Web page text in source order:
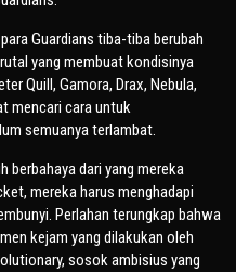
Guardians tiba-tiba berubah
yang membuat kondisinya
Quill, Gamora, Drax, Nebula,
mencari cara untuk
semuanya terlambat.
berbahaya dari yang mereka
mereka harus menghadapi
Perlahan terungkap bahwa
kejam yang dilakukan oleh
sosok ambisius yang